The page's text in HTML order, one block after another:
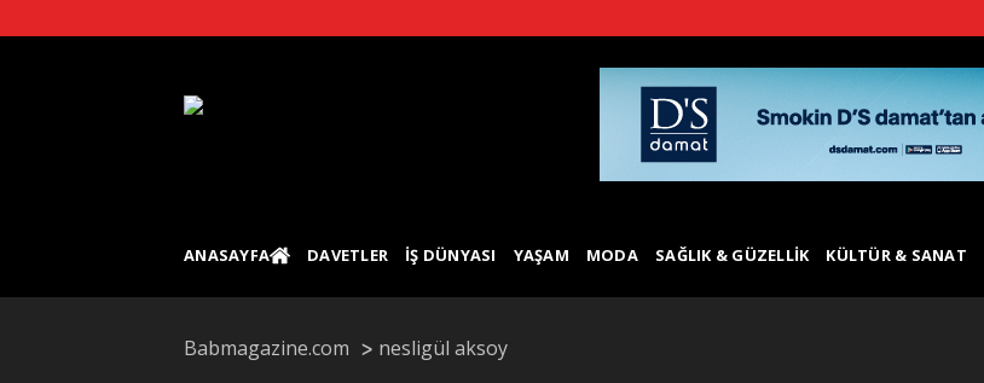
to
ANASAYFA DAVETLER İŞ DÜNYASI YAŞAM MODA SAĞLIK & GÜZELLIK KÜLTÜR & SANAT
Babmagazine.com nesligül aksoy